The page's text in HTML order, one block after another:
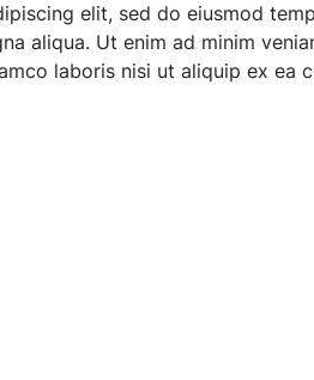
elit, sed do eiusmod
aliqua. Ut enim ad minim
laboris nisi ut aliquip ex ea